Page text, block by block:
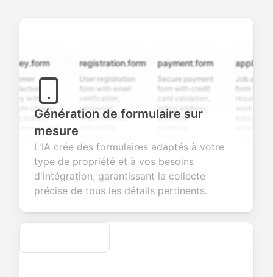
with
choice,
ended
about
or
registration.form
User registration
form with email
verification,
password
requirements,
and profile
information
fields for
seamless
account
creation.
payment.form
Secure payment
form with credit
card validation,
billing address,
and order
smooth e-
commerce
transactions.
Job application
form with
resume upload,
screening
Génération de formulaire sur
mesure
L'IA crée des formulaires adaptés à votre
type de propriété et à vos besoins
d'intégration, garantissant la collecte
précise de tous les détails pertinents.
Secure